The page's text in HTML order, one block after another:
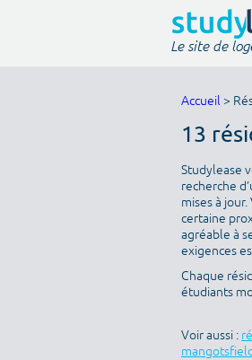
Le site de
Accueil >
13
Studylease
recherche
mises à
certaine
agréable à
exigences
Chaque
étudiants
Voir aussi :